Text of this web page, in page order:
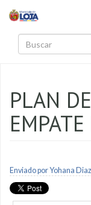
PLAN
Enviado porYohana Diaz